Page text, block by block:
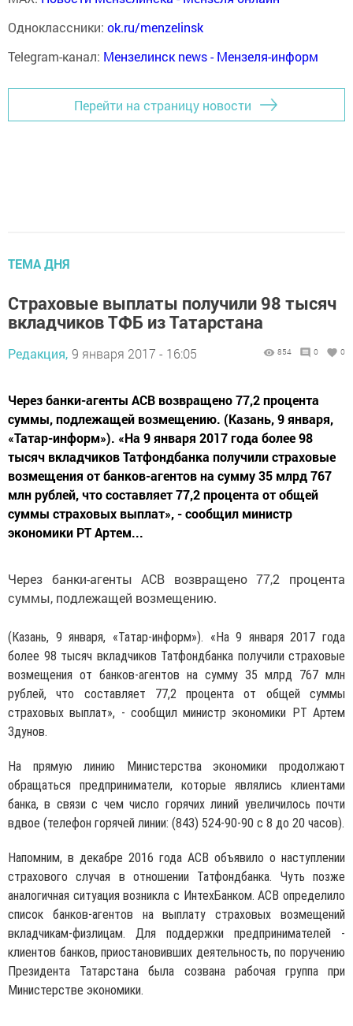
Одноклассники: ok.ru/menzelinsk
Telegram-канал: Мензелинск news - Мензеля-информ
Перейти на страницу новости
ТЕМА ДНЯ
Страховые выплаты получили 98 тысяч
вкладчиков ТФБ из Татарстана
Редакция, 9 января 2017 - 16:05 854 0 0
Через банки-агенты АСВ возвращено 77,2 процента
суммы, подлежащей возмещению. (Казань, 9 января,
«Татар-информ»). «На 9 января 2017 года более 98
тысяч вкладчиков Татфондбанка получили страховые
возмещения от банков-агентов на сумму 35 млрд 767
млн рублей, что составляет 77,2 процента от общей
суммы страховых выплат», - сообщил министр
экономики РТ Артем...
Через банки-агенты АСВ возвращено 77,2 процента
суммы, подлежащей возмещению.
(Казань, 9 января, «Татар-информ»). «На 9 января 2017 года
более 98 тысяч вкладчиков Татфондбанка получили страховые
возмещения от банков-агентов на сумму 35 млрд 767 млн
рублей, что составляет 77,2 процента от общей суммы
страховых выплат», - сообщил министр экономики РТ Артем
Здунов.
На прямую линию Министерства экономики продолжают
обращаться предприниматели, которые являлись клиентами
банка, в связи с чем число горячих линий увеличилось почти
вдвое (телефон горячей линии: (843) 524-90-90 с 8 до 20 часов).
Напомним, в декабре 2016 года АСВ объявило о наступлении
страхового случая в отношении Татфондбанка. Чуть позже
аналогичная ситуация возникла с ИнтехБанком. АСВ определило
список банков-агентов на выплату страховых возмещений
вкладчикам-физлицам. Для поддержки предпринимателей -
клиентов банков, приостановивших деятельность, по поручению
Президента Татарстана была созвана рабочая группа при
Министерстве экономики.